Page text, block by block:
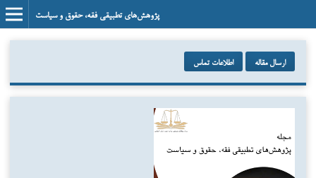
پژوهش‌های تطبیقی فقه، حقوق و سیاست
ارسال مقاله اطلاعات تماس